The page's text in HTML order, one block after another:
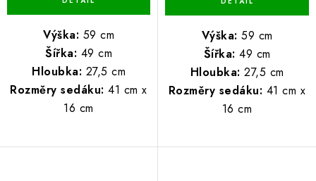
Výška: 59 cm
Šířka: 49 cm
Hloubka: 27,5 cm
Rozměry sedáku: 41 cm x
16 cm
Výška: 59 cm
Šířka: 49 cm
Hloubka: 27,5 cm
Rozměry sedáku: 41 cm x
16 cm